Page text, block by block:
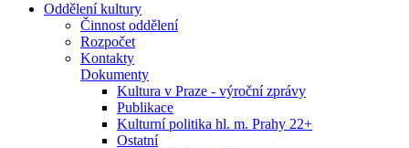
Oddělení kultury
Činnost oddělení
Rozpočet
Kontakty
Dokumenty
Kultura v Praze - výroční zprávy
Publikace
Kulturní politika hl. m. Prahy 22+
Ostatní